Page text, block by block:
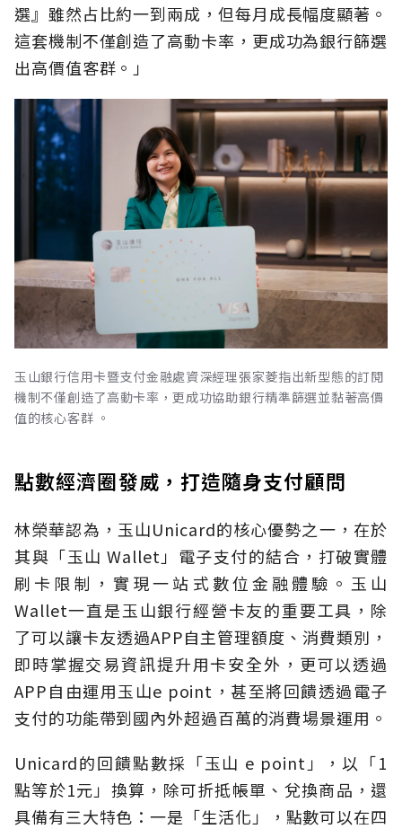
選』雖然占比約一到兩成，但每月成長幅度顯著。
這套機制不僅創造了高動卡率，更成功為銀行篩選
出高價值客群。」
玉山銀行信用卡暨支付金融處資深經理張家菱指出新型態的訂閱
機制不僅創造了高動卡率，更成功協助銀行精準篩選並黏著高價
值的核心客群 。
點數經濟圈發威，打造隨身支付顧問
林榮華認為，玉山Unicard的核心優勢之一，在於
其與「玉山 Wallet」電子支付的結合，打破實體
刷卡限制，實現一站式數位金融體驗。玉山
Wallet一直是玉山銀行經營卡友的重要工具，除
了可以讓卡友透過APP自主管理額度、消費類別，
即時掌握交易資訊提升用卡安全外，更可以透過
APP自由運用玉山e point，甚至將回饋透過電子
支付的功能帶到國內外超過百萬的消費場景運用。
Unicard的回饋點數採「玉山 e point」，以「1
點等於1元」換算，除可折抵帳單、兌換商品，還
具備有三大特色：一是「生活化」，點數可以在四